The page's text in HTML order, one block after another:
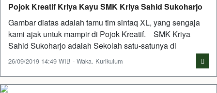
Pojok Kreatif Kriya Kayu SMK Kriya Sahid Sukoharjo
Gambar diatas adalah tamu tim sintaq XL, yang sengaja
kami ajak untuk mampir di Pojok Kreatif. SMK Kriya
Sahid Sukoharjo adalah Sekolah satu-satunya di
26/09/2019 14:49 WIB - Waka. Kurikulum